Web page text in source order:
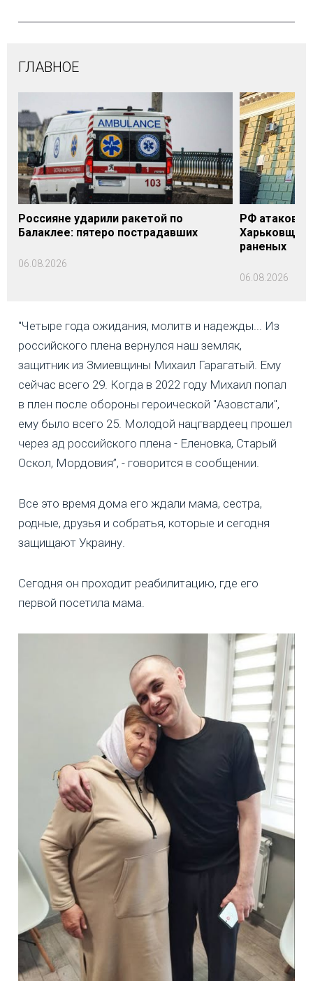
ГЛАВНОЕ
Россияне ударили ракетой по
Балаклее: пятеро пострадавших
06.08.2026
РФ
раненых
06.08.2026
"Четыре года ожидания, молитв и надежды... Из
российского плена вернулся наш земляк,
защитник из Змиевщины Михаил Гарагатый. Ему
сейчас всего 29. Когда в 2022 году Михаил попал
в плен после обороны героической "Азовстали",
ему было всего 25. Молодой нацгвардеец прошел
через ад российского плена - Еленовка, Старый
Оскол, Мордовия”, - говорится в сообщении.
Все это время дома его ждали мама, сестра,
родные, друзья и собратья, которые и сегодня
защищают Украину.
Сегодня он проходит реабилитацию, где его
первой посетила мама.